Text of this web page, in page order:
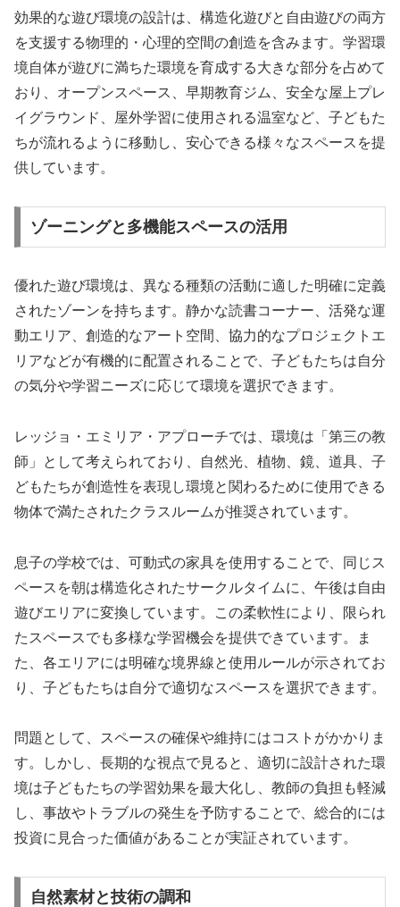
効果的な遊び環境の設計は、構造化遊びと自由遊びの両方
を支援する物理的・心理的空間の創造を含みます。学習環
境自体が遊びに満ちた環境を育成する大きな部分を占めて
おり、オープンスペース、早期教育ジム、安全な屋上プレ
イグラウンド、屋外学習に使用される温室など、子どもた
ちが流れるように移動し、安心できる様々なスペースを提
供しています。
ゾーニングと多機能スペースの活用
優れた遊び環境は、異なる種類の活動に適した明確に定義
されたゾーンを持ちます。静かな読書コーナー、活発な運
動エリア、創造的なアート空間、協力的なプロジェクトエ
リアなどが有機的に配置されることで、子どもたちは自分
の気分や学習ニーズに応じて環境を選択できます。
レッジョ・エミリア・アプローチでは、環境は「第三の教
師」として考えられており、自然光、植物、鏡、道具、子
どもたちが創造性を表現し環境と関わるために使用できる
物体で満たされたクラスルームが推奨されています。
息子の学校では、可動式の家具を使用することで、同じス
ペースを朝は構造化されたサークルタイムに、午後は自由
遊びエリアに変換しています。この柔軟性により、限られ
たスペースでも多様な学習機会を提供できています。ま
た、各エリアには明確な境界線と使用ルールが示されてお
り、子どもたちは自分で適切なスペースを選択できます。
問題として、スペースの確保や維持にはコストがかかりま
す。しかし、長期的な視点で見ると、適切に設計された環
境は子どもたちの学習効果を最大化し、教師の負担も軽減
し、事故やトラブルの発生を予防することで、総合的には
投資に見合った価値があることが実証されています。
自然素材と技術の調和